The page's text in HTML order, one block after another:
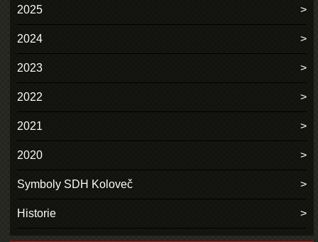
2025
2024
2023
2022
2021
2020
Symboly SDH Koloveč
Historie